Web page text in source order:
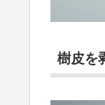
樹皮